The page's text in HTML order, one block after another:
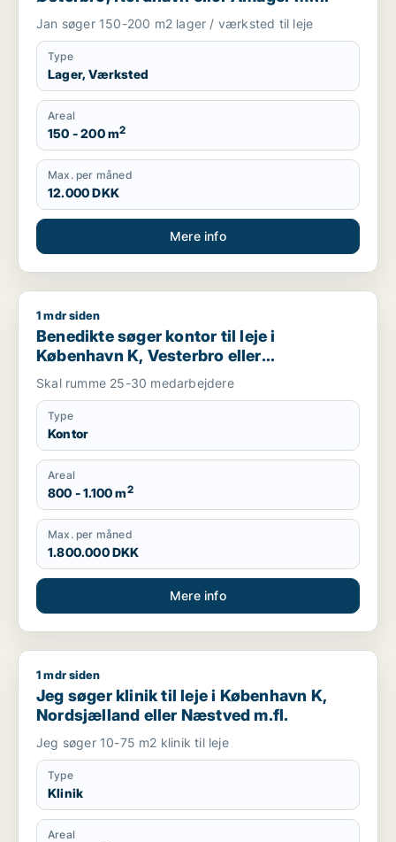
Jan søger 150-200 m2 lager / værksted til leje
Type
Lager, Værksted
Areal
150 - 200 m2
Max. per måned
12.000 DKK
Mere info
Benedikte søger kontor til leje i København K, Vesterbro
1 mdr siden
Benedikte søger kontor til leje i
København K, Vesterbro eller
Frederiksberg m.fl.
Skal rumme 25-30 medarbejdere
Type
Kontor
Areal
800 - 1.100 m2
Max. per måned
1.800.000 DKK
Mere info
Jeg søger klinik til leje i København K, Nordsjælland eller
1 mdr siden
Jeg søger klinik til leje i København K,
Nordsjælland eller Næstved m.fl.
Jeg søger 10-75 m2 klinik til leje
Type
Klinik
Areal